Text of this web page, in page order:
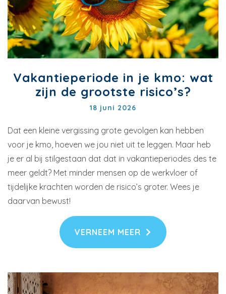
Vakantieperiode in je kmo: wat
zijn de grootste risico’s?
18 juni 2026
Dat een kleine vergissing grote gevolgen kan hebben
voor je kmo, hoeven we jou niet uit te leggen. Maar heb
je er al bij stilgestaan dat dat in vakantieperiodes des te
meer geldt? Met minder mensen op de werkvloer of
tijdelijke krachten worden de risico’s groter. Wees je
daarvan bewust!
VERNEEM MEER